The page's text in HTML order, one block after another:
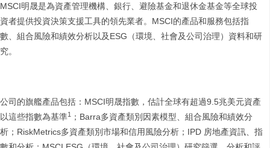
MSCI明晟是為資產管理機構、銀行、避險基金和退休金基金等全球投
資者提供投資決策支援工具的領先業者。MSCI的產品和服務包括指
數、組合風險和績效分析以及ESG（環境、社會及公司治理）資料和研
究。
公司的旗艦產品包括：MSCI明晟指數，估計全球有超過9.5兆美元資產
以這些指數為基準1
；Barra多資產類別因素模型、組合風險和績效分
析；RiskMetrics多資產類別市場和信用風險分析；IPD 房地產資訊、指